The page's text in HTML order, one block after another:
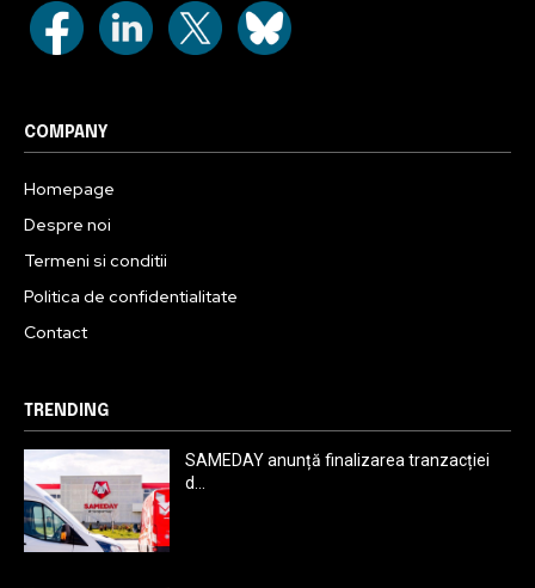
COMPANY
Homepage
Despre noi
Termeni si conditii
Politica de confidentialitate
Contact
TRENDING
SAMEDAY anunță finalizarea tranzacției
d...